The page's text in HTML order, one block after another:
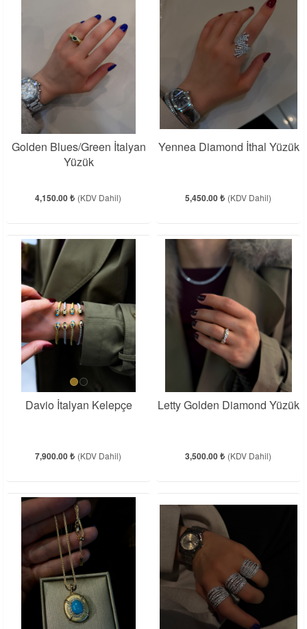
Golden Blues/Green İtalyan
Yüzük
4,150.00 ₺ (KDV Dahil)
Yennea Diamond İthal Yüzük
5,450.00 ₺ (KDV Dahil)
Davio İtalyan Kelepçe
7,900.00 ₺ (KDV Dahil)
Letty Golden Diamond Yüzük
3,500.00 ₺ (KDV Dahil)